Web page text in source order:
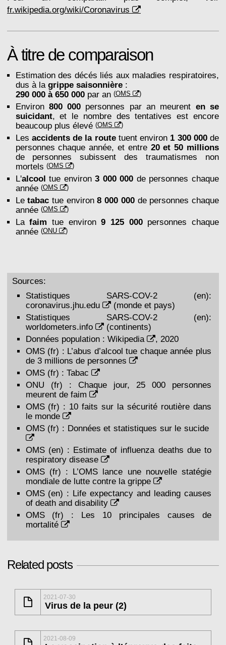
fr.wikipedia.org/wiki/Coronavirus
À titre de comparaison
Estimation des décés liés aux maladies respiratoires,
dus à la grippe saisonnière:
290 000 à 650 000par an (OMS )
Environ 800 000 personnes par an meurent en se
suicidant, et le nombre des tentatives est encore
beaucoup plus élevé (OMS )
Les accidents de la routetuent environ 1 300 000de
personnes chaque année, et entre 20 et 50 millions
de personnes subissent des traumatismes non
mortels (OMS )
L'alcool tue environ3 000 000 de personnes chaque
année (OMS )
Letabac tue environ8 000 000de personnes chaque
année (OMS )
Lafaim tue environ9 125 000personnes chaque
année (ONU )
Sources:
Statistiques SARS-COV-2 (en):
coronavirus.jhu.edu
(monde et pays)
Statistiques SARS-COV-2 (en):
worldometers.info
(continents)
Données population : Wikipedia
, 2020
OMS (fr) : L’abus d’alcool tue chaque année plus
de 3 millions de personnes
OMS (fr) : Tabac
ONU (fr) : Chaque jour, 25 000 personnes
meurent de faim
OMS (fr) : 10 faits sur la sécurité routière dans
le monde
OMS (fr) : Données et statistiques sur le sucide
OMS (en) : Estimate of influenza deaths due to
respiratory disease
OMS (fr) : L’OMS lance une nouvelle statégie
mondiale de lutte contre la grippe
OMS (en) : Life expectancy and leading causes
of death and disability
OMS (fr) : Les 10 principales causes de
mortalité
Related posts
2021-07-30
Virus de la peur (2)
2021-08-09